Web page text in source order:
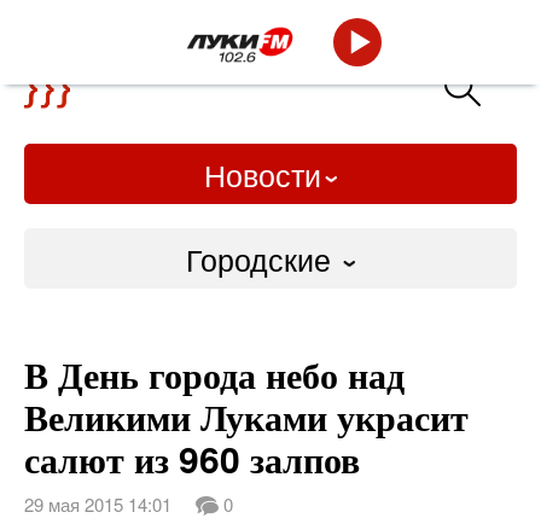
Новости
Городские
Слово Дело
Народные
В День города небо над
Великими Луками украсит
салют из 960 залпов
29 мая 2015 14:01 0